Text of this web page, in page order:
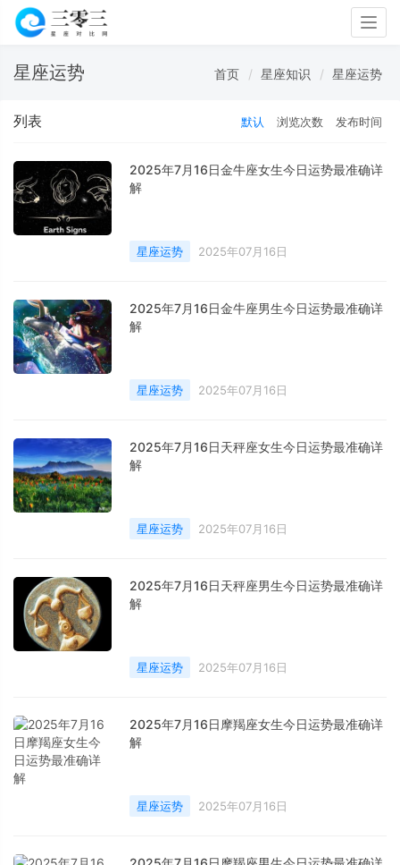
星座运势 首页 星座知识 星座运势
列表 默认 浏览次数 发布时间
2025年7月16日金牛座女生今日运势最准确详
解
星座运势 2025年07月16日
2025年7月16日金牛座男生今日运势最准确详
解
星座运势 2025年07月16日
2025年7月16日天秤座女生今日运势最准确详
解
星座运势 2025年07月16日
2025年7月16日天秤座男生今日运势最准确详
解
星座运势 2025年07月16日
2025年7月16日摩羯座女生今日运势最准确详
解
星座运势 2025年07月16日